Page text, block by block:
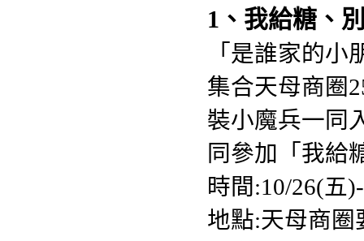
1、我給糖、
「是誰家的
集合天母商圈
裝小魔兵一同
同參加「我給
時間:10/26(五
地點:天母商